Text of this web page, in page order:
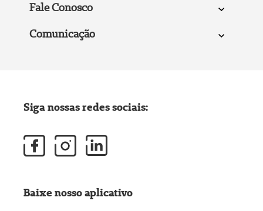
Fale Conosco
Comunicação
Siga nossas redes sociais:
Baixe nosso aplicativo